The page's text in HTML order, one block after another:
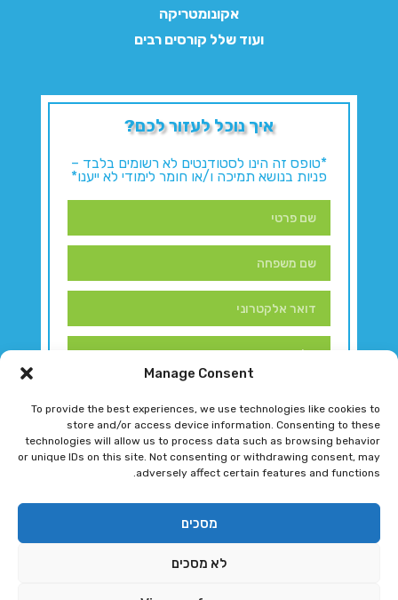
Manage Consent
To provide the best experiences, we use technologies like cookies to
store and/or access device information. Consenting to these
technologies will allow us to process data such as browsing behavior
or unique IDs on this site. Not consenting or withdrawing consent, may
adversely affect certain features and functions.
מסכים
לא מסכים
אקונומטריקה
ועוד שלל קורסים רבים
איך נוכל לעזור לכם?
*טופס זה הינו לסטודנטים לא רשומים בלבד –
פניות בנושא תמיכה ו/או חומר לימודי לא ייענו*